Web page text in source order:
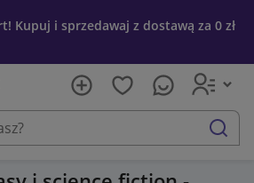
Kupuj i sprzedawaj z dostawą za 0 zł
szukaj